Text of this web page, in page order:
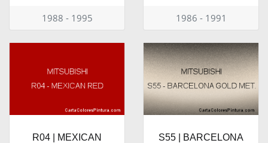
1988 - 1995 1986 - 1991
R04 | MEXICAN
S55 | BARCELONA